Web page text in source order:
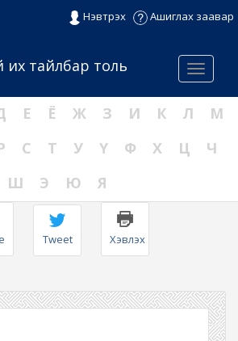
Нэвтрэх Ашиглах заавар
Menu
их тайлбар толь
Е Ё Ж З И К Л
М
С Т У Ү Ф Х Ц
Ч
Ш
Э Ю Я
Tweet Хэвлэх